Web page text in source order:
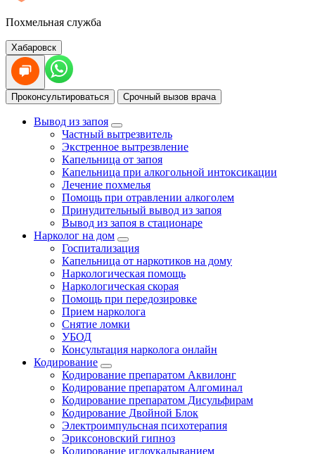
Похмельная служба
Хабаровск
Проконсультироваться Срочный вызов врача
Вывод из запоя
Частный вытрезвитель
Экстренное вытрезвление
Капельница от запоя
Капельница при алкогольной интоксикации
Лечение похмелья
Помощь при отравлении алкоголем
Принудительный вывод из запоя
Вывод из запоя в стационаре
Нарколог на дом
Госпитализация
Капельница от наркотиков на дому
Наркологическая помощь
Наркологическая скорая
Помощь при передозировке
Прием нарколога
Снятие ломки
УБОД
Консультация нарколога онлайн
Кодирование
Кодирование препаратом Аквилонг
Кодирование препаратом Алгоминал
Кодирование препаратом Дисульфирам
Кодирование Двойной Блок
Электроимпульсная психотерапия
Эриксоновский гипноз
Кодирование иглоукалыванием